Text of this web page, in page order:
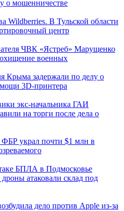
о мошенничестве
Wildberries. В Тульской области
центр
ЧВК «Ястреб» Марущенко
военных
Крыма задержали по делу о
3D‑принтера
экс-начальника ГАИ
на торги после дела о
ФБР украл почти $1 млн в
БПЛА в Подмосковье
атаковали склад под
дело против Apple из-за